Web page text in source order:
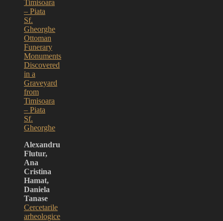
Timisoara
– Piata
Sf.
Gheorghe
Ottoman
Funerary
Monuments
Discovered
in a
Graveyard
from
Timisoara
– Piata
Sf.
Gheorghe
Alexandru
Flutur,
Ana
Cristina
Hamat,
Daniela
Tanase
Cercetarile
arheologice